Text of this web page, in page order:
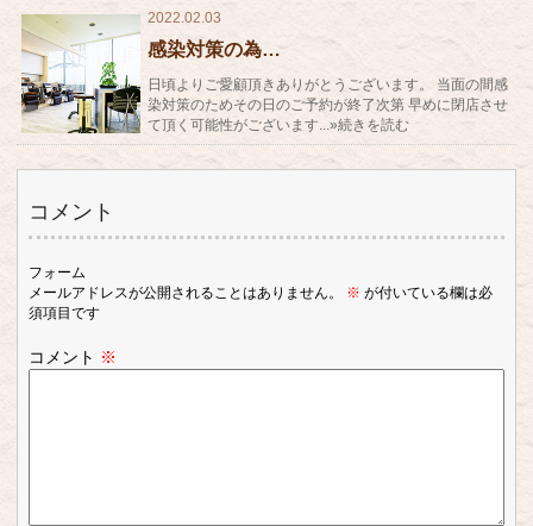
2022.02.03
感染対策の為…
日頃よりご愛顧頂きありがとうございます。 当面の間感
染対策のためその日のご予約が終了次第 早めに閉店させ
て頂く可能性がございます...»続きを読む
コメント
フォーム
メールアドレスが公開されることはありません。
※ が付いている欄は必
須項目です
コメント ※